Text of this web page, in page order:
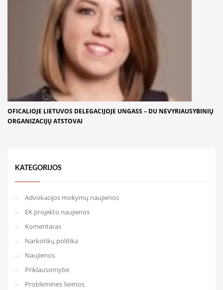
OFICALIOJE LIETUVOS DELEGACIJOJE UNGASS – DU NEVYRIAUSYBINIŲ
ORGANIZACIJŲ ATSTOVAI
KATEGORIJOS
Advokacijos mokymų naujienos
EK projekto naujienos
Komentaras
Narkotikų politika
Naujienos
Priklausomybė
Probleminės šeimos